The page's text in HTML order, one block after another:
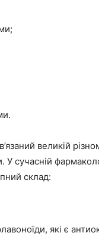
великій
У сучасній
склад:
які є